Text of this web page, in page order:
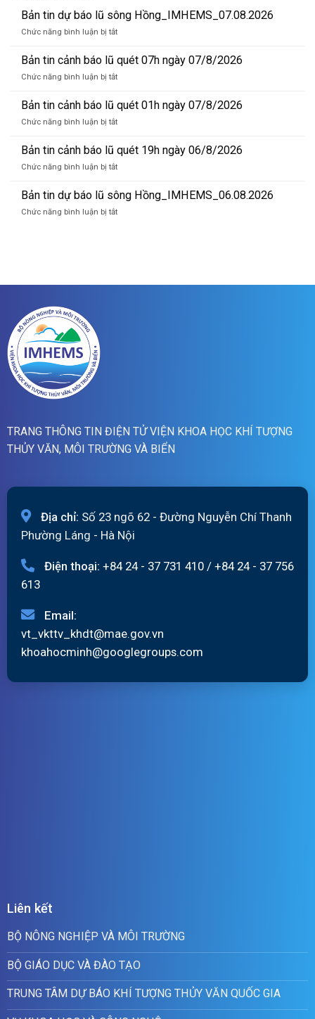
Bản tin dự báo lũ sông Hồng_IMHEMS_07.08.2026
Chức năng bình luận bị tắtở
tin
dự
báo
sông
Hồng_IMHEMS_07.08.2026
Bản tin cảnh báo lũ quét 07h ngày 07/8/2026
Chức năng bình luận bị tắtở
tin
cảnh
báo
quét
07h
07/8/2026
Bản tin cảnh báo lũ quét 01h ngày 07/8/2026
Chức năng bình luận bị tắtở
tin
cảnh
báo
quét
01h
Bản tin cảnh báo lũ quét 19h ngày 06/8/2026
Chức năng bình luận bị tắtở
tin
cảnh
báo
Bản tin dự báo lũ sông Hồng_IMHEMS_06.08.2026
Chức năng bình luận bị tắtở
sông
TRANG THÔNG TIN ĐIỆN TỬ VIỆN KHOA HỌC KHÍ TƯỢNG
THỦY VĂN, MÔI TRƯỜNG VÀ BIỂN
Địa chỉ: Số 23 ngõ 62 - Đường Nguyễn Chí Thanh
Phường Láng - Hà Nội
Điện thoại: +84 24 - 37 731 410 / +84 24 - 37 756
613
Email:
vt_vkttv_khdt@mae.gov.vn
khoahocminh@googlegroups.com
Liên kết
BỘ NÔNG NGHIỆP VÀ MÔI TRƯỜNG
BỘ GIÁO DỤC VÀ ĐÀO TẠO
TRUNG TÂM DỰ BÁO KHÍ TƯỢNG THỦY VĂN QUỐC GIA